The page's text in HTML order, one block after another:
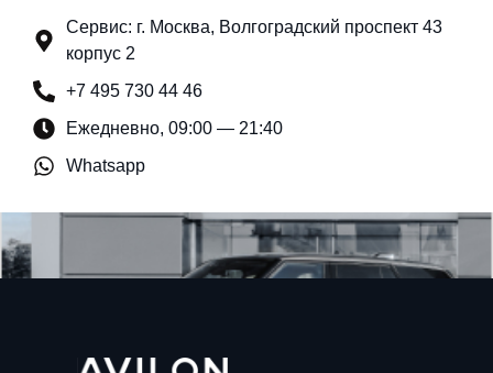
Сервис: г. Москва, Волгоградский проспект 43
корпус 2
+7 495 730 44 46
Ежедневно, 09:00 — 21:40
Whatsapp